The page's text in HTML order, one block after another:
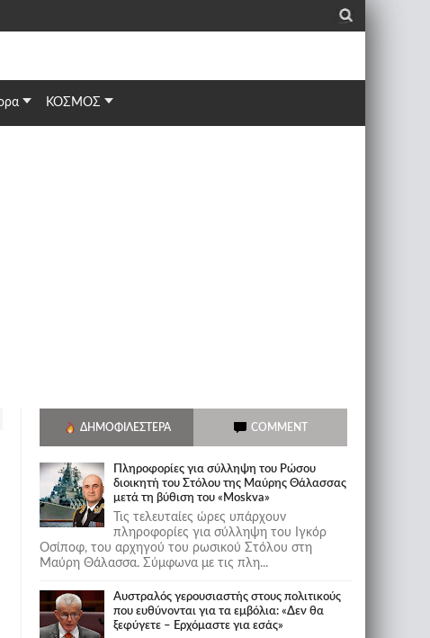
_
ΚΟΣΜΟΣ
ΔΗΜΟΦΙΛΈΣΤΕΡΑ COMMENT
Πληροφορίες για σύλληψη του Ρώσου
διοικητή του Στόλου της Mαύρης Θάλασσας
μετά τη βύθιση του «Moskva»
Τις τελευταίες ώρες υπάρχουν
πληροφορίες για σύλληψη του Ιγκόρ
Οσίποφ, του αρχηγού του ρωσικού Στόλου στη
Μαύρη Θάλασσα. Σύμφωνα με τις πλη...
Αυστραλός γερουσιαστής στους πολιτικούς
που ευθύνονται για τα εμβόλια: «Δεν θα
ξεφύγετε – Ερχόμαστε για εσάς»